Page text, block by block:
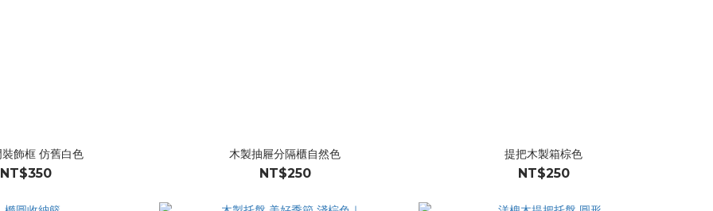
飾框 仿舊白色
NT$350
木製抽屜分隔櫃自然色
NT$250
提把木製箱棕色
NT$250